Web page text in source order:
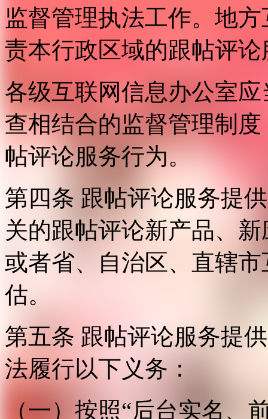
监督管理执法工作。地
责本行政区域的跟帖评
各级互联网信息办公室
查相结合的监督管理制
帖评论服务行为。
第四条 跟帖评论服务提
关的跟帖评论新产品、
或者省、自治区、直辖
估。
第五条 跟帖评论服务提
法履行以下义务：
（一）按照“后台实名、